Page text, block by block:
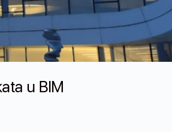
u BIM